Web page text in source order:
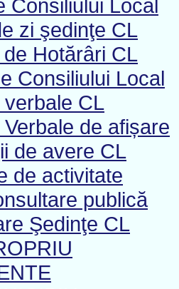
Consiliului Local
zi şedinţe CL
Hotărâri CL
Consiliului Local
CL
de afișare
de avere CL
de activitate
publică
Şedinţe CL